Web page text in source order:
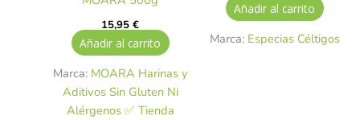
15,95€
Añadir al carrito
Marca: MOARA Harinas y
Aditivos Sin Gluten Ni
Alérgenos ✅ Tienda
Añadir al carrito
Marca: Especias Céltigos